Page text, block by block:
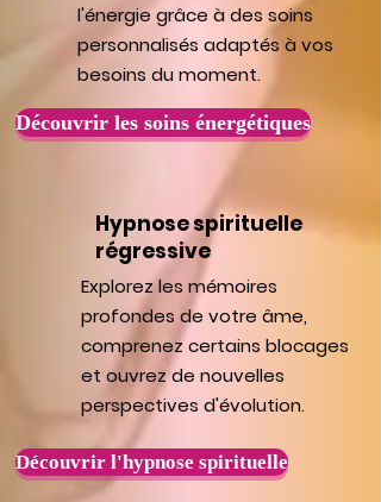
l'énergie grâce à des soins
personnalisés adaptés à vos
besoins du moment.
Découvrir les soins énergétiques
Hypnose spirituelle
régressive
Explorez les mémoires
profondes de votre âme,
comprenez certains blocages
et ouvrez de nouvelles
perspectives d'évolution.
Découvrir l'hypnose spirituelle